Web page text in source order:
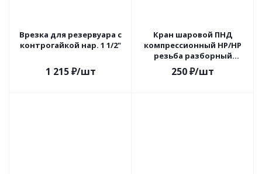
Врезка для резервуара с
контрогайкой нар. 1 1/2"
1 215₽/шт
Кран шаровой ПНД
компрессионный НР/НР
резьба разборный
1/2"-1/2"Ду20 (40/8) VALFEX
1210220012012
250₽/шт